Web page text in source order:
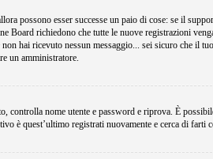
possono esser successe un paio di cose: se il
richiedono che tutte le nuove registrazioni
hai ricevuto nessun messaggio... sei sicuro che
un amministratore.
controlla nome utente e password e riprova. È
è quest’ultimo registrati nuovamente e cerca di farti